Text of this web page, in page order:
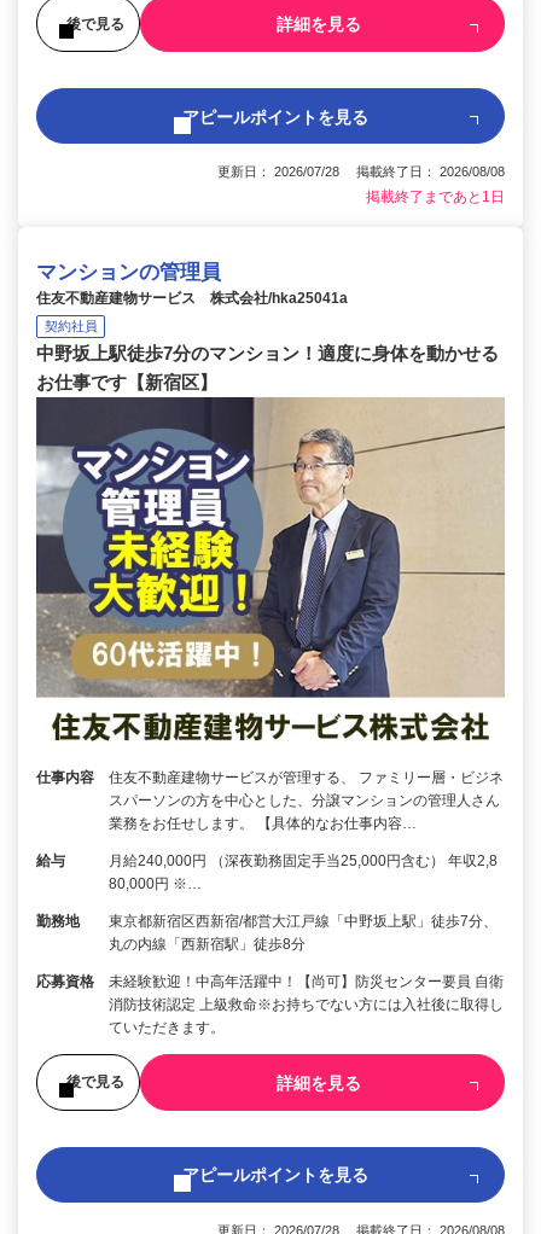
後で見る 詳細を見る
アピールポイントを見る
更新日： 2026/07/28 掲載終了日： 2026/08/08
掲載終了まであと1日
マンションの管理員
住友不動産建物サービス 株式会社/hka25041a
契約社員
中野坂上駅徒歩7分のマンション！適度に身体を動かせる
お仕事です【新宿区】
仕事内容
住友不動産建物サービスが管理する、 ファミリー層・ビジネ
スパーソンの方を中心とした、分譲マンションの管理人さん
業務をお任せします。 【具体的なお仕事内容…
給与
月給240,000円 （深夜勤務固定手当25,000円含む） 年収2,8
80,000円 ※…
勤務地
東京都新宿区西新宿/都営大江戸線「中野坂上駅」徒歩7分、
丸の内線「西新宿駅」徒歩8分
応募資格
未経験歓迎！中高年活躍中！【尚可】防災センター要員 自衛
消防技術認定 上級救命※お持ちでない方には入社後に取得し
ていただきます。
後で見る 詳細を見る
アピールポイントを見る
更新日： 2026/07/28 掲載終了日： 2026/08/08